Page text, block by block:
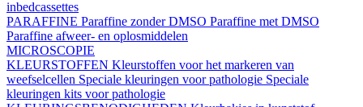
inbedcassettes
PARAFFINE Paraffine zonder DMSO Paraffine met DMSO
Paraffine afweer- en oplosmiddelen
MICROSCOPIE
KLEURSTOFFEN Kleurstoffen voor het markeren van
weefselcellen Speciale kleuringen voor pathologie Speciale
kleuringen kits voor pathologie